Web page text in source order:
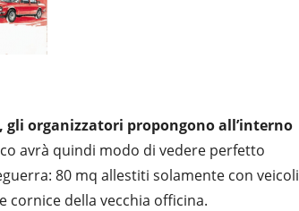
organizzatori propongono all’interno
avrà quindi modo di vedere perfetto
80 mq allestiti solamente con veicoli
cornice della vecchia officina.